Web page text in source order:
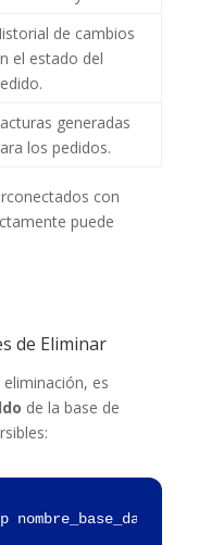
de cambios
el estado del
generadas
los pedidos.
con
puede
de Eliminar
es
de la base de
nombre_base_datos >